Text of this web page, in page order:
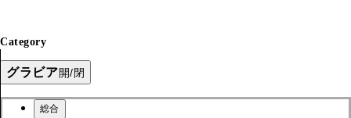
Category
グラビア開/閉
総合